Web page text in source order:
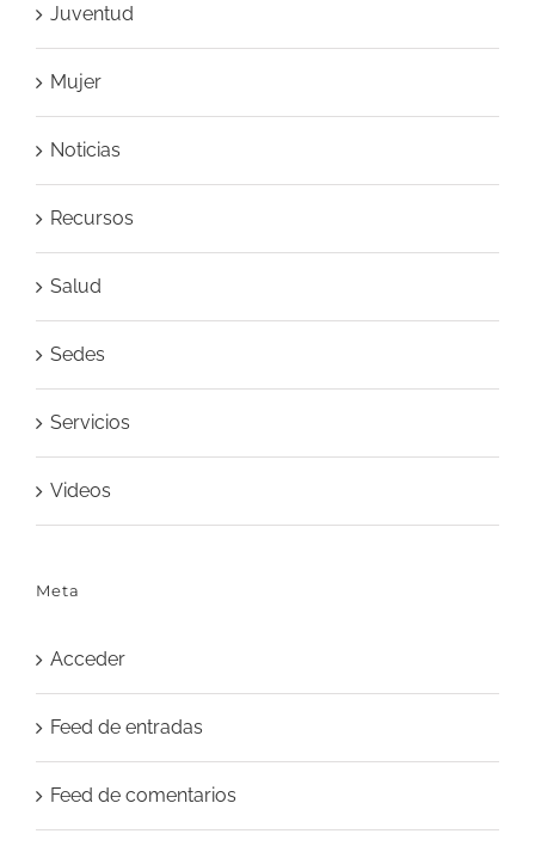
Juventud
Mujer
Noticias
Recursos
Salud
Sedes
Servicios
Videos
Meta
Acceder
Feed de entradas
Feed de comentarios